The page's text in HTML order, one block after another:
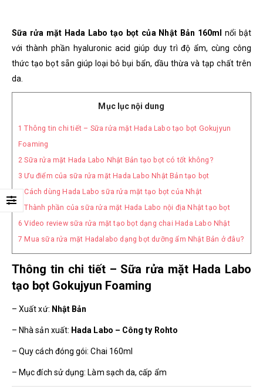
Sữa rửa mặt Hada Labo tạo bọt của Nhật Bản 160ml nổi bật
với thành phần hyaluronic acid giúp duy trì độ ẩm, cùng công
thức tạo bọt sẵn giúp loại bỏ bụi bẩn, dầu thừa và tạp chất trên
da.
Mục lục nội dung
1 Thông tin chi tiết – Sữa rửa mặt Hada Labo tạo bọt Gokujyun
Foaming
2 Sữa rửa mặt Hada Labo Nhật Bản tạo bọt có tốt không?
3 Ưu điểm của sữa rửa mặt Hada Labo Nhật Bản tạo bọt
Cách dùng Hada Labo sữa rửa mặt tạo bọt của Nhật
Thành phần của sữa rửa mặt Hada Labo nội địa Nhật tạo bọt
6 Video review sữa rửa mặt tạo bọt dạng chai Hada Labo Nhật
7 Mua sữa rửa mặt Hadalabo dạng bọt dưỡng ẩm Nhật Bản ở đâu?
Thông tin chi tiết – Sữa rửa mặt Hada Labo
tạo bọt Gokujyun Foaming
– Xuất xứ: Nhật Bản
– Nhà sản xuất: Hada Labo – Công ty Rohto
– Quy cách đóng gói: Chai 160ml
– Mục đích sử dụng: Làm sạch da, cấp ẩm